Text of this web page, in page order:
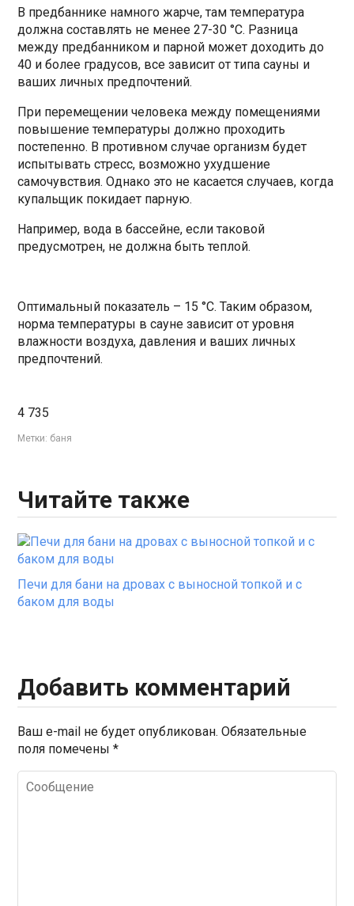
В предбаннике намного жарче, там температура
должна составлять не менее 27-30 °C. Разница
между предбанником и парной может доходить до
40 и более градусов, все зависит от типа сауны и
ваших личных предпочтений.
При перемещении человека между помещениями
повышение температуры должно проходить
постепенно. В противном случае организм будет
испытывать стресс, возможно ухудшение
самочувствия. Однако это не касается случаев, когда
купальщик покидает парную.
Например, вода в бассейне, если таковой
предусмотрен, не должна быть теплой.
Оптимальный показатель – 15 °C. Таким образом,
норма температуры в сауне зависит от уровня
влажности воздуха, давления и ваших личных
предпочтений.
4 735
Метки: баня
Читайте также
Печи для бани на дровах с выносной топкой и с
баком для воды
Добавить комментарий
Ваш e-mail не будет опубликован. Обязательные
поля помечены*